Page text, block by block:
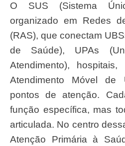
O SUS (Sistema Único de Saúde) é
organizado em Redes
(RAS), que conectam
de Saúde), UPAs
Atendimento),
Atendimento Móvel de
pontos de atenção.
função específica, mas
articulada. No centro
Atenção Primária à